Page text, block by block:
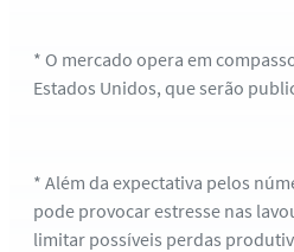
* O mercado opera em
Estados Unidos, que serão
* Além da expectativa pelos
pode provocar estresse nas
limitar possíveis perdas